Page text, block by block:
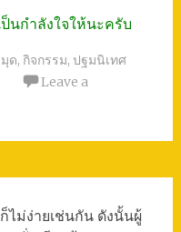
นกำลังใจให้นะครับ
ด, กิจกรรม, ปฐมนิเทศ
Leave a
ไม่ง่ายเช่นกัน ดังนั้นผู้